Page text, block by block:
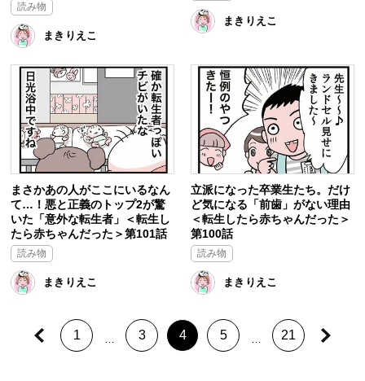
読み物
まきりえこ
まきりえこ
まさかあの人がここにいるなん
て…！悪と正義のトップ2が驚
いた「意外な転生者」＜転生し
たら赤ちゃんだった＞第101話
読み物
まきりえこ
立派になった卒業生たち。だけ
ど気になる「前歯」がない理由
＜転生したら赤ちゃんだった＞
第100話
読み物
まきりえこ
1 … 3 4 5 … 21